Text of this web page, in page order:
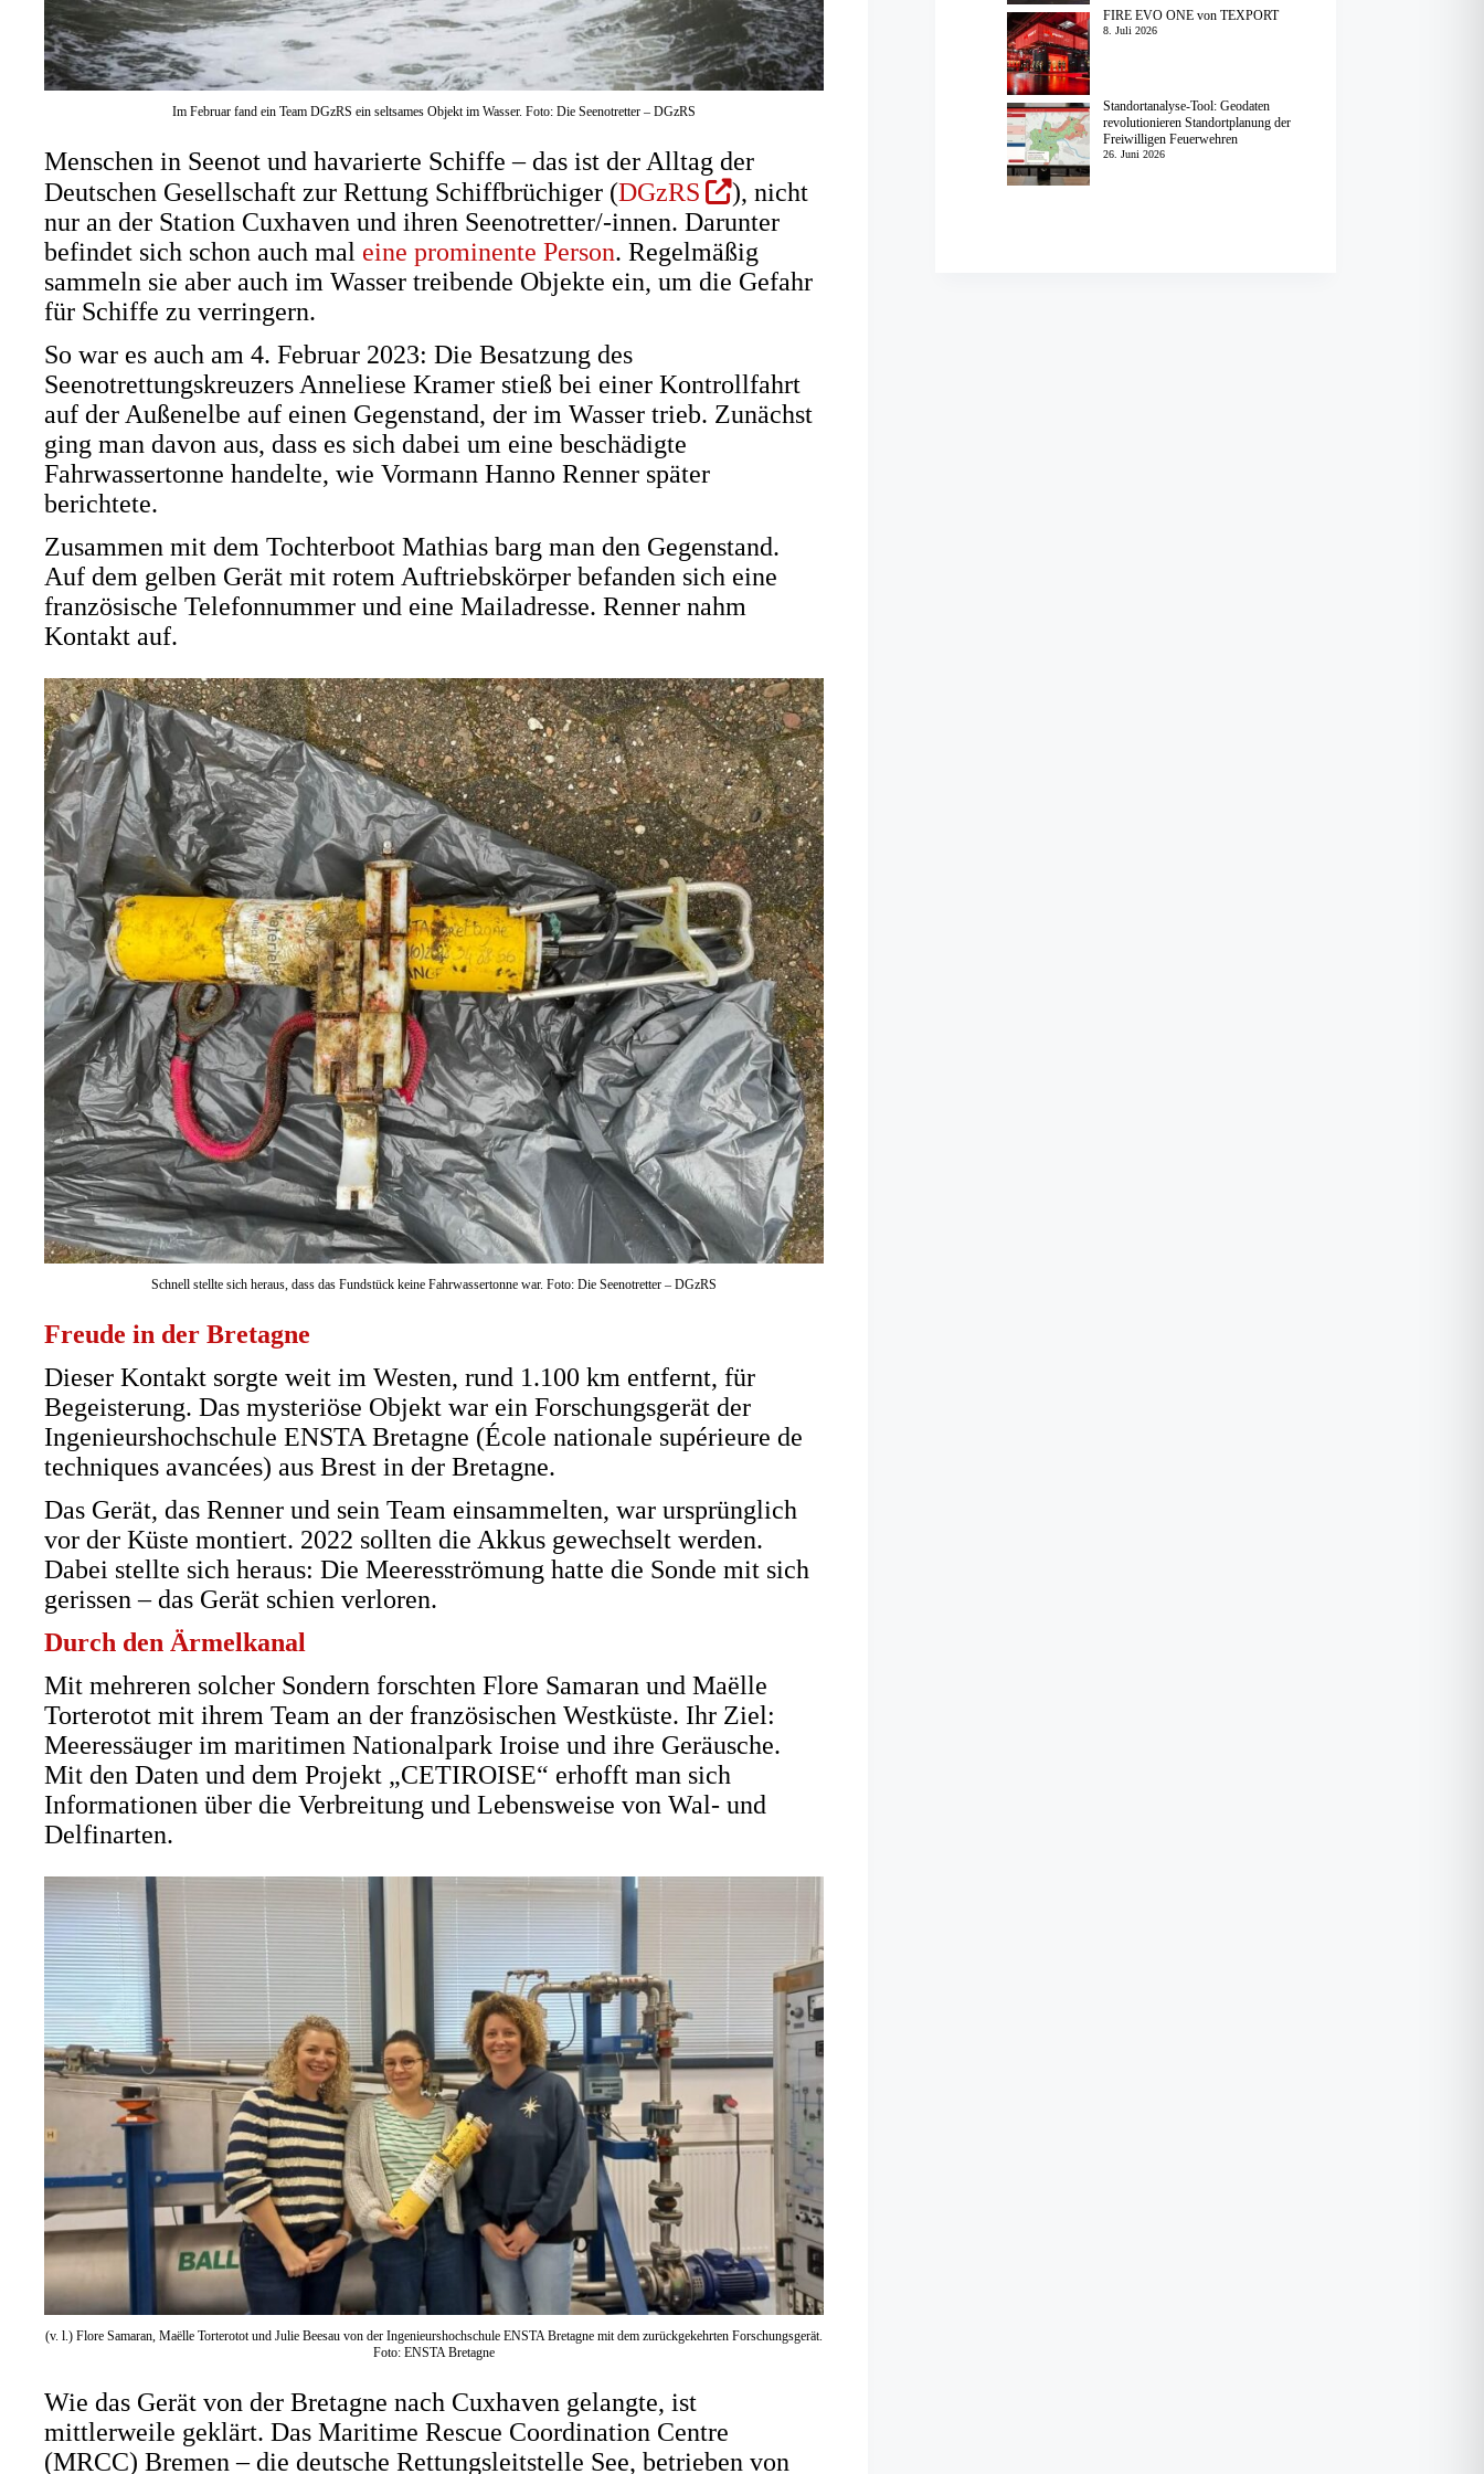
Im Februar fand ein Team DGzRS ein seltsames Objekt im Wasser. Foto: Die Seenotretter – DGzRS
Menschen in Seenot und havarierte Schiffe – das ist der Alltag der
Deutschen Gesellschaft zur Rettung Schiffbrüchiger (DGzRS (Öffnet
in
einem
neuen
), nicht
nur an der Station Cuxhaven und ihren Seenotretter/-innen. Darunter
befindet sich schon auch mal eine prominente Person. Regelmäßig
sammeln sie aber auch im Wasser treibende Objekte ein, um die Gefahr
für Schiffe zu verringern.
So war es auch am 4. Februar 2023: Die Besatzung des
Seenotrettungskreuzers Anneliese Kramer stieß bei einer Kontrollfahrt
auf der Außenelbe auf einen Gegenstand, der im Wasser trieb. Zunächst
ging man davon aus, dass es sich dabei um eine beschädigte
Fahrwassertonne handelte, wie Vormann Hanno Renner später
berichtete.
Zusammen mit dem Tochterboot Mathias barg man den Gegenstand.
Auf dem gelben Gerät mit rotem Auftriebskörper befanden sich eine
französische Telefonnummer und eine Mailadresse. Renner nahm
Kontakt auf.
Schnell stellte sich heraus, dass das Fundstück keine Fahrwassertonne war. Foto: Die Seenotretter – DGzRS
Freude in der Bretagne
Dieser Kontakt sorgte weit im Westen, rund 1.100 km entfernt, für
Begeisterung. Das mysteriöse Objekt war ein Forschungsgerät der
Ingenieurshochschule ENSTA Bretagne (École nationale supérieure de
techniques avancées) aus Brest in der Bretagne.
Das Gerät, das Renner und sein Team einsammelten, war ursprünglich
vor der Küste montiert. 2022 sollten die Akkus gewechselt werden.
Dabei stellte sich heraus: Die Meeresströmung hatte die Sonde mit sich
gerissen – das Gerät schien verloren.
Durch den Ärmelkanal
Mit mehreren solcher Sondern forschten Flore Samaran und Maëlle
Torterotot mit ihrem Team an der französischen Westküste. Ihr Ziel:
Meeressäuger im maritimen Nationalpark Iroise und ihre Geräusche.
Mit den Daten und dem Projekt „CETIROISE“ erhofft man sich
Informationen über die Verbreitung und Lebensweise von Wal- und
Delfinarten.
(v. l.) Flore Samaran, Maëlle Torterotot und Julie Beesau von der Ingenieurshochschule ENSTA Bretagne mit dem zurückgekehrten Forschungsgerät.
Foto: ENSTA Bretagne
Wie das Gerät von der Bretagne nach Cuxhaven gelangte, ist
mittlerweile geklärt. Das Maritime Rescue Coordination Centre
(MRCC) Bremen – die deutsche Rettungsleitstelle See, betrieben von
FIRE EVO ONE von TEXPORT
8. Juli 2026
Standortanalyse-Tool: Geodaten
revolutionieren Standortplanung der
Freiwilligen Feuerwehren
26. Juni 2026